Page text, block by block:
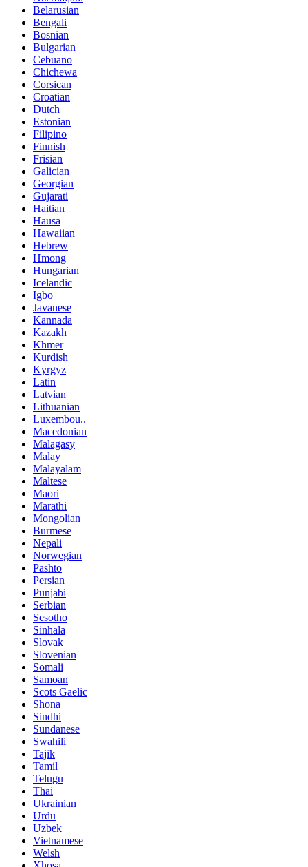
Belarusian
Bengali
Bosnian
Bulgarian
Cebuano
Chichewa
Corsican
Croatian
Dutch
Estonian
Filipino
Finnish
Frisian
Galician
Georgian
Gujarati
Haitian
Hausa
Hawaiian
Hebrew
Hmong
Hungarian
Icelandic
Igbo
Javanese
Kannada
Kazakh
Khmer
Kurdish
Kyrgyz
Latin
Latvian
Lithuanian
Luxembou..
Macedonian
Malagasy
Malay
Malayalam
Maltese
Maori
Marathi
Mongolian
Burmese
Nepali
Norwegian
Pashto
Persian
Punjabi
Serbian
Sesotho
Sinhala
Slovak
Slovenian
Somali
Samoan
Scots Gaelic
Shona
Sindhi
Sundanese
Swahili
Tajik
Tamil
Telugu
Thai
Ukrainian
Urdu
Uzbek
Vietnamese
Welsh